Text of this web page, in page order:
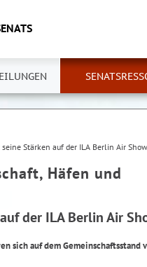
Stärken auf der ILA Berlin Air Show
Häfen und
der ILA Berlin Air
sich auf dem Gemeinschaftsstand